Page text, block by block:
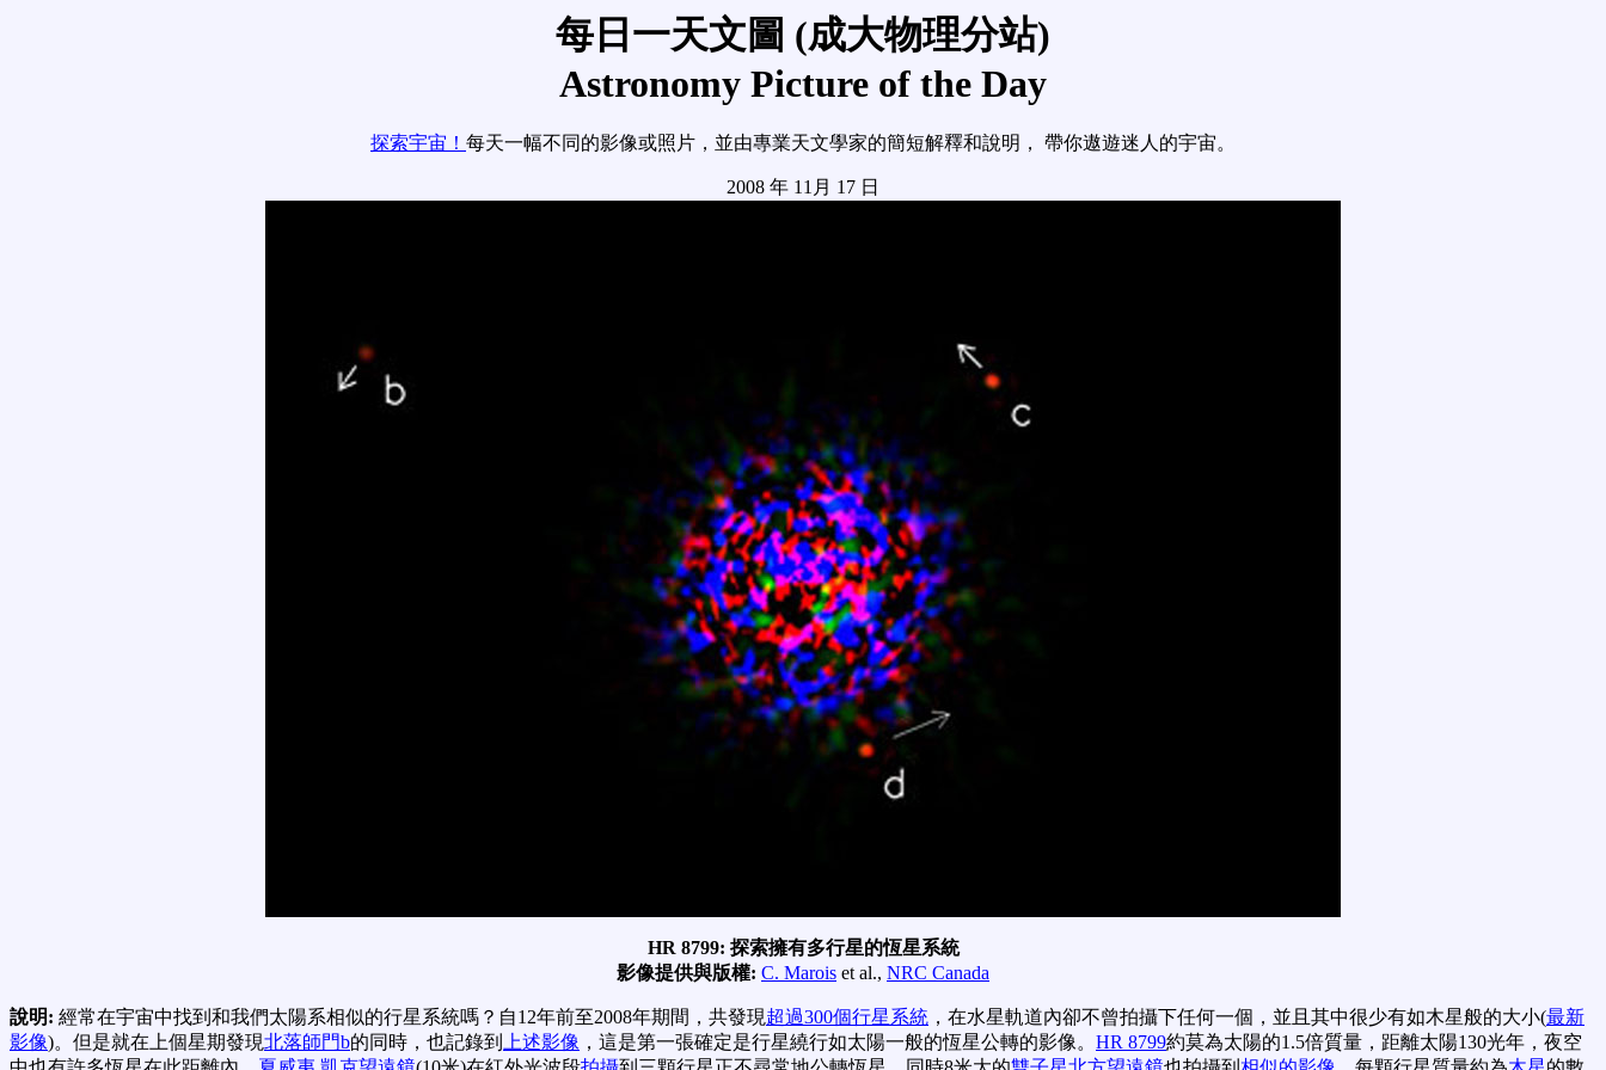
每日一天文圖 (成大物理分站)
Astronomy Picture of the Day
探索宇宙！ 每天一幅不同的影像或照片，並由專業天文學家的簡短解釋和說明， 帶你遨遊迷人的宇宙。
2008 年 11月 17 日
HR 8799: 探索擁有多行星的恆星系統
影像提供與版權: C. Marois et al., NRC Canada
說明: 經常在宇宙中找到和我們太陽系相似的行星系統嗎？自12年前至2008年期間，共發現超過300個行星系統 ，在水星軌道內卻不曾拍攝下任何一個，並且其中很少有如木星般的大小(最新
影像)。但是就在上個星期發現北落師門b的同時，也記錄到 上述影像 ，這是第一張確定是行星繞行如太陽一般的恆星公轉的影像。 HR 8799約莫為太陽的1.5倍質量，距離太陽130光年，夜空